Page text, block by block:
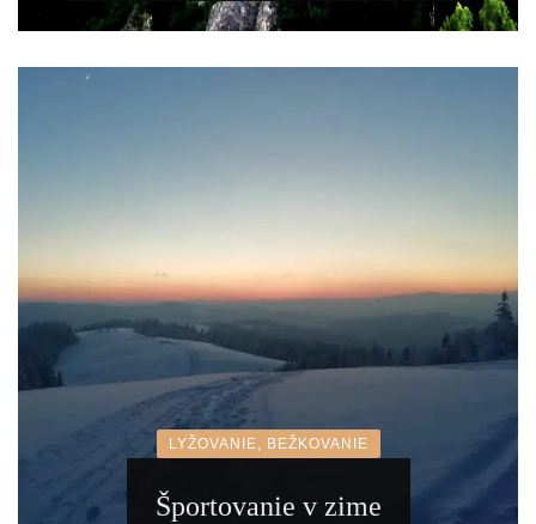
LYŽOVANIE, BEŽKOVANIE
Športovanie v zime